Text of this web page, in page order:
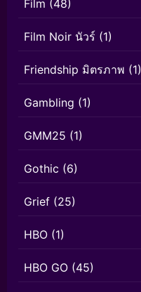
Film (48)
Film Noir นัวร์ (1)
Friendship มิตรภาพ (1)
Gambling (1)
GMM25 (1)
Gothic (6)
Grief (25)
HBO (1)
HBO GO (45)